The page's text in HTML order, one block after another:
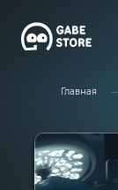
Главная